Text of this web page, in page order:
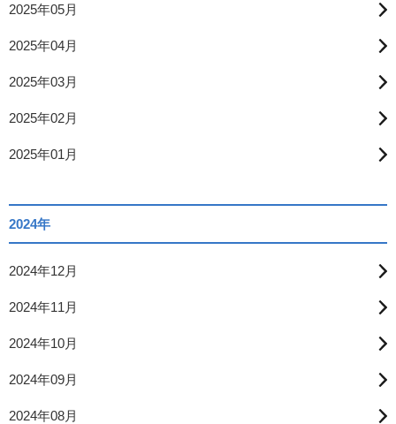
2025年05月
2025年04月
2025年03月
2025年02月
2025年01月
2024年
2024年12月
2024年11月
2024年10月
2024年09月
2024年08月